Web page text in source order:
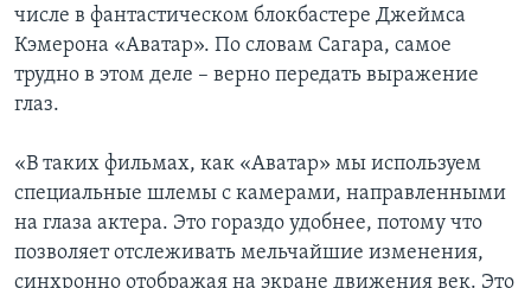
числе в фантастическом блокбастере Джеймса
Кэмерона «Аватар». По словам Сагара, самое
трудно в этом деле – верно передать выражение
глаз.
«В таких фильмах, как «Аватар» мы используем
специальные шлемы с камерами, направленными
на глаза актера. Это гораздо удобнее, потому что
позволяет отслеживать мельчайшие изменения,
синхронно отображая на экране движения век. Это